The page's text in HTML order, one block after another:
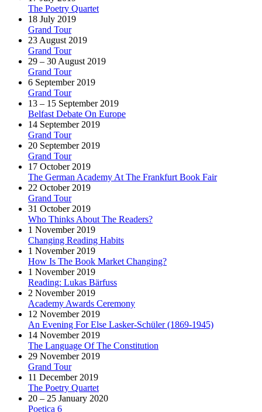
The Poetry Quartet
18 July 2019
Grand Tour
23 August 2019
Grand Tour
29 – 30 August 2019
Grand Tour
6 September 2019
Grand Tour
13 – 15 September 2019
Belfast Debate On Europe
14 September 2019
Grand Tour
20 September 2019
Grand Tour
17 October 2019
The German Academy At The Frankfurt Book Fair
22 October 2019
Grand Tour
31 October 2019
Who Thinks About The Readers?
1 November 2019
Changing Reading Habits
1 November 2019
How Is The Book Market Changing?
1 November 2019
Reading: Lukas Bärfuss
2 November 2019
Academy Awards Ceremony
12 November 2019
An Evening For Else Lasker-Schüler (1869-1945)
14 November 2019
The Language Of The Constitution
29 November 2019
Grand Tour
11 December 2019
The Poetry Quartet
20 – 25 January 2020
Poetica 6